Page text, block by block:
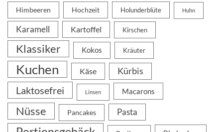
Himbeeren Hochzeit Holunderblüte Huhn
Karamell Kartoffel Kirschen
Klassiker Kokos Kräuter
Kuchen Käse Kürbis
Laktosefrei Linsen Macarons
Nüsse Pancakes Pasta